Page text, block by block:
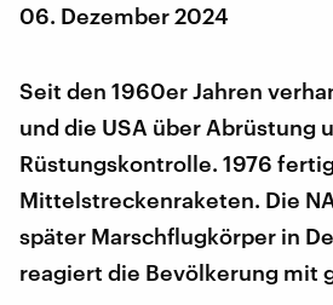
06. Dezember 2024
Seit den 1960er Jahren
und die USA über Abrüstung
Rüstungskontrolle. 1976
Mittelstreckenraketen. Die
später Marschflugkörper in
reagiert die Bevölkerung mit